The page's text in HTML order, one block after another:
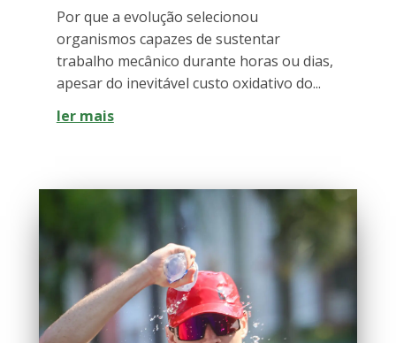
Por que a evolução selecionou
organismos capazes de sustentar
trabalho mecânico durante horas ou dias,
apesar do inevitável custo oxidativo do...
ler mais